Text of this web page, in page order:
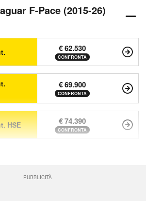
F-Pace (2015-26)
€ 62.530
CONFRONTA
€ 69.900
CONFRONTA
HSE € 74.390
CONFRONTA
PUBBLICITÀ